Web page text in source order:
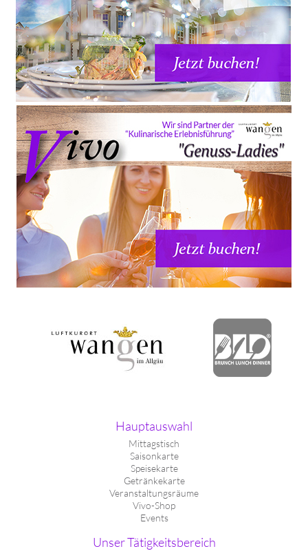
Hauptauswahl
Mittagstisch
Saisonkarte
Speisekarte
Getränkekarte
Veranstaltungsräume
Vivo-Shop
Events
Unser Tätigkeitsbereich